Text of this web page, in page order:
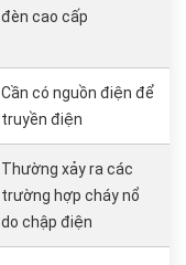
đèn cao cấp
Cần có nguồn điện để
truyền điện
Thường xảy ra các
trường hợp cháy nổ
do chập điện